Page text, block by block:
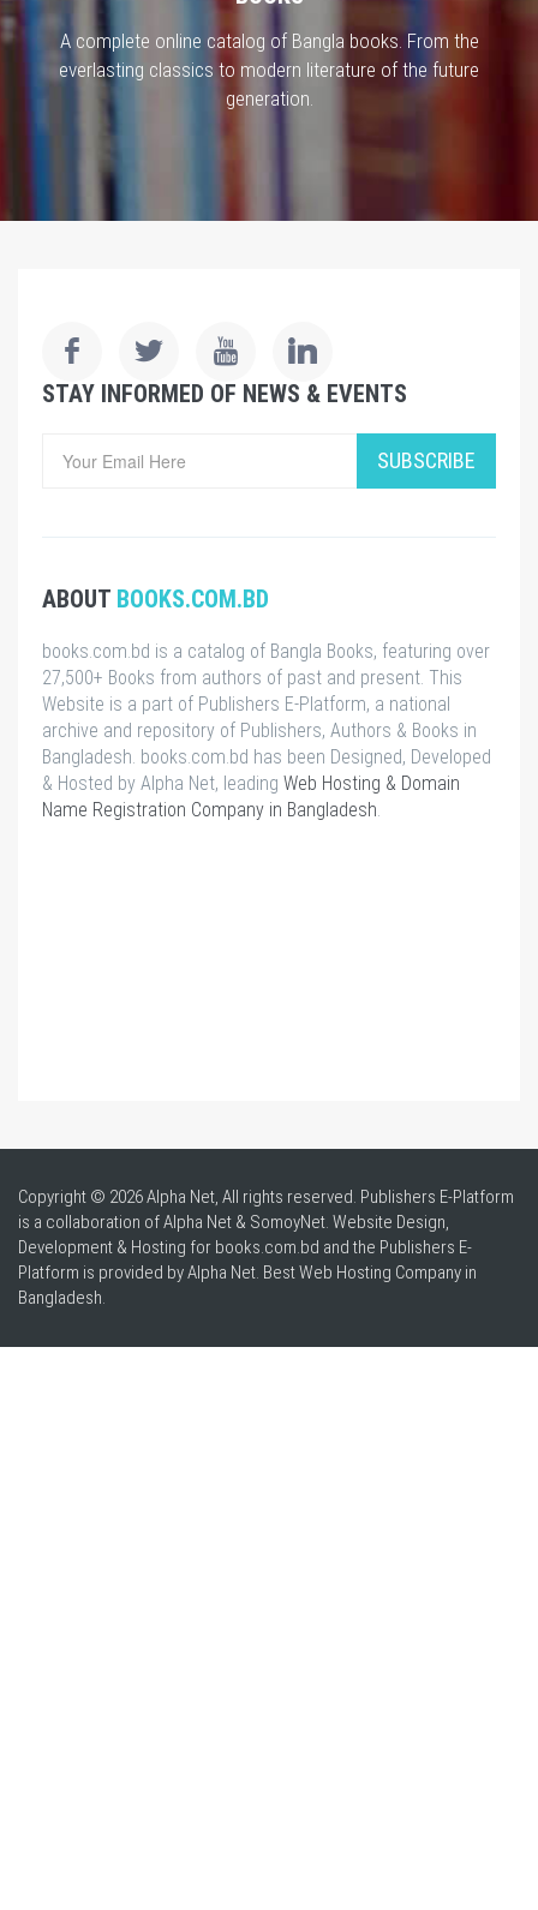
A complete online catalog of Bangla books. From the
everlasting classics to modern literature of the future
generation.
STAY INFORMED OF NEWS & EVENTS
SUBSCRIBE
ABOUT BOOKS.COM.BD
books.com.bd is a catalog of Bangla Books, featuring over
27,500+ Books from authors of past and present. This
Website is a part of Publishers E-Platform, a national
archive and repository of Publishers, Authors & Books in
Bangladesh. books.com.bd has been Designed, Developed
& Hosted by Alpha Net, leading Web Hosting & Domain
Name Registration Company in Bangladesh.
Copyright © 2026 Alpha Net, All rights reserved. Publishers E-Platform
is a collaboration of Alpha Net & SomoyNet. Website Design,
Development & Hosting for books.com.bd and the Publishers E-
Platform is provided by Alpha Net. BestWeb Hosting Company in
Bangladesh.